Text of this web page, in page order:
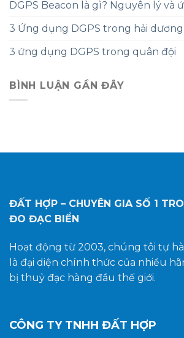
DGPS Beacon là gì? Nguyên lý và
3 Ứng dụng DGPS trong hải
3 ứng dụng DGPS trong quân đội
BÌNH LUẬN GẦN ĐÂY
ĐẤT HỢP – CHUYÊN GIA SỐ 1
ĐO ĐẠC BIỂN
Hoạt động từ 2003, chúng tôi tự
là đại diện chính thức của nhiều
bị thuỷ đạc hàng đầu thế giới.
CÔNG TY TNHH ĐẤT HỢP